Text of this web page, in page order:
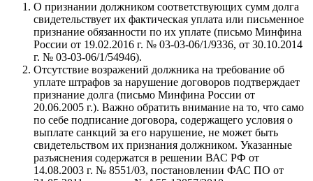
О признании должником соответствующих сумм долга
свидетельствует их фактическая уплата или письменное
признание обязанности по их уплате (письмо Минфина
России от 19.02.2016 г. № 03-03-06/1/9336, от 30.10.2014
г. № 03-03-06/1/54946).
Отсутствие возражений должника на требование об
уплате штрафов за нарушение договоров подтверждает
признание долга (письмо Минфина России от
20.06.2005 г.). Важно обратить внимание на то, что само
по себе подписание договора, содержащего условия о
выплате санкций за его нарушение, не может быть
свидетельством их признания должником. Указанные
разъяснения содержатся в решении ВАС РФ от
14.08.2003 г. № 8551/03, постановлении ФАС ПО от